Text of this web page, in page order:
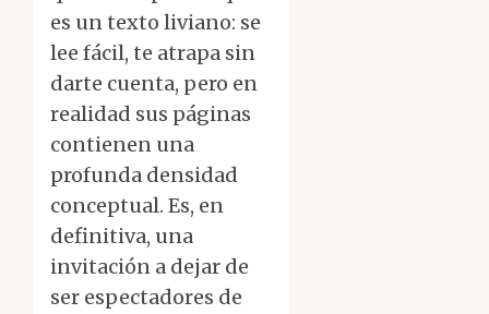
es un texto liviano: se
lee fácil, te atrapa sin
darte cuenta, pero en
realidad sus páginas
contienen una
profunda densidad
conceptual. Es, en
definitiva, una
invitación a dejar de
ser espectadores de